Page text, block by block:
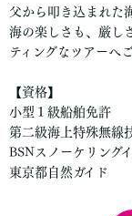
父から叩き込まれた
海の楽しさも、厳し
ティングなツアーへ
【資格】
小型１級船舶免許
第二級海上特殊無線
BSNスノーケリング
東京都自然ガイド